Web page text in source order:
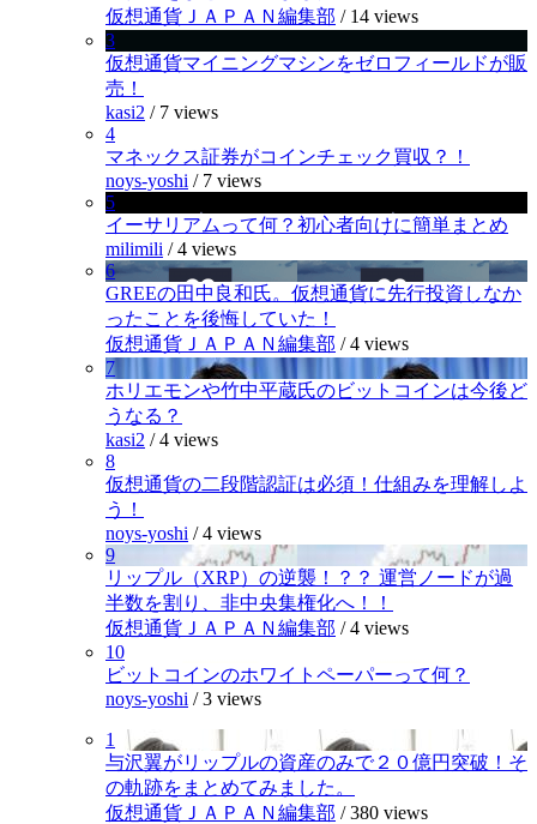
仮想通貨ＪＡＰＡＮ編集部 / 14 views
3
仮想通貨マイニングマシンをゼロフィールドが販
売！
kasi2 / 7 views
4
マネックス証券がコインチェック買収？！
noys-yoshi / 7 views
5
イーサリアムって何？初心者向けに簡単まとめ
milimili /4 views
6
GREEの田中良和氏。仮想通貨に先行投資しなか
ったことを後悔していた！
仮想通貨ＪＡＰＡＮ編集部 /4 views
7
ホリエモンや竹中平蔵氏のビットコインは今後ど
うなる？
kasi2 /4 views
8
仮想通貨の二段階認証は必須！仕組みを理解しよ
う！
noys-yoshi /4 views
9
リップル（XRP）の逆襲！？？ 運営ノードが過
半数を割り、非中央集権化へ！！
仮想通貨ＪＡＰＡＮ編集部 /4 views
10
ビットコインのホワイトペーパーって何？
noys-yoshi /3 views
1
与沢翼がリップルの資産のみで２０億円突破！そ
の軌跡をまとめてみました。
仮想通貨ＪＡＰＡＮ編集部 /380 views